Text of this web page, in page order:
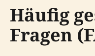
Häufig
Fragen